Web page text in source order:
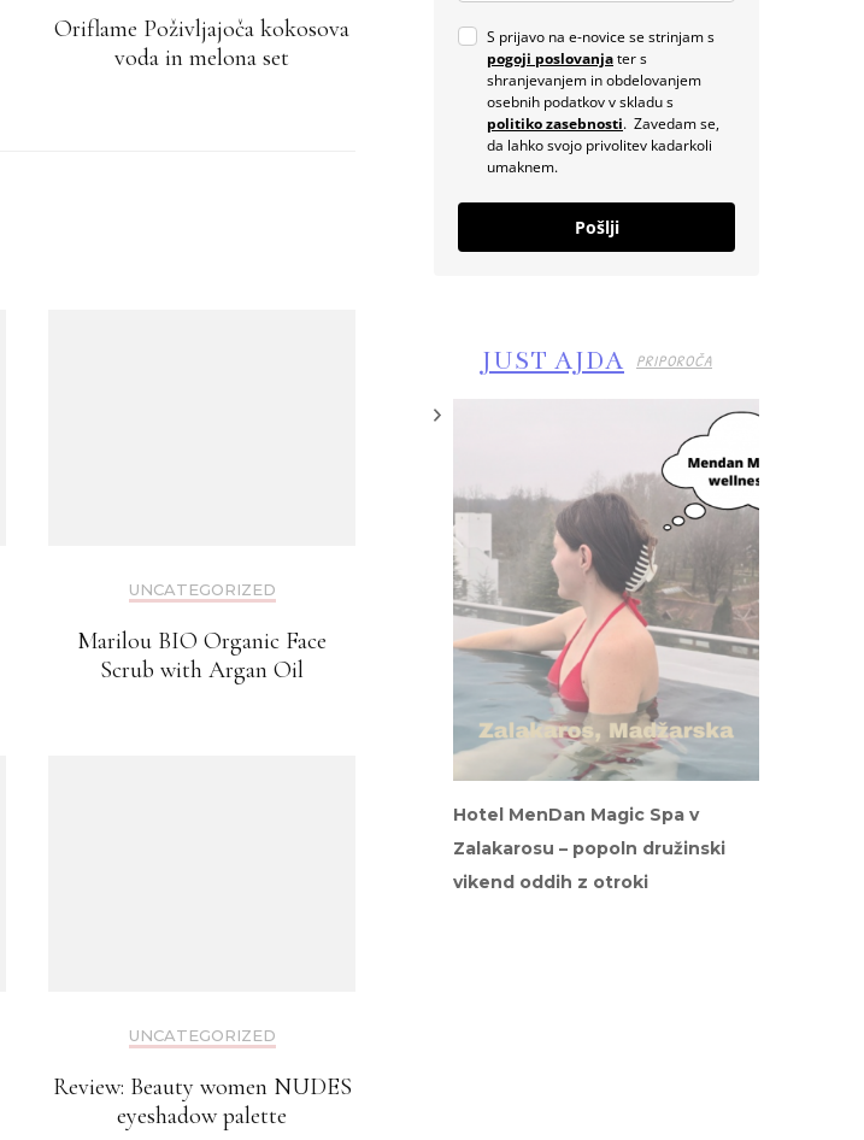
Oriflame Poživljajoča kokosova
voda in melona set
UNCATEGORIZED
Marilou BIO Organic Face
Scrub with Argan Oil
UNCATEGORIZED
Review: Beauty women NUDES
eyeshadow palette
S prijavo na e-novice se strinjam s
pogoji poslovanjater s
shranjevanjem in obdelovanjem
osebnih podatkov v skladu s
politiko zasebnosti. Zavedam se,
da lahko svojo privolitev kadarkoli
umaknem.
Pošlji
JUST AJDA PRIPOROČA
Hotel MenDan Magic Spa v
Zalakarosu – popoln družinski
vikend oddih z otroki